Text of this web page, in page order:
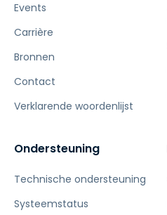
Events
Carrière
Bronnen
Contact
Verklarende woordenlijst
Ondersteuning
Technische ondersteuning
Systeemstatus